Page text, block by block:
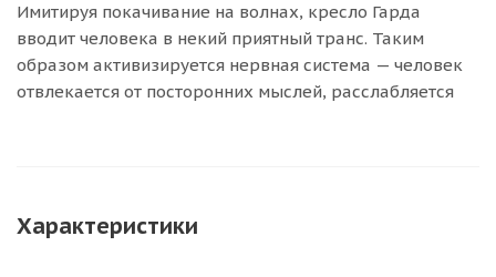
Имитируя покачивание на волнах, кресло Гарда
вводит человека в некий приятный транс. Таким
образом активизируется нервная система — человек
отвлекается от посторонних мыслей, расслабляется
Характеристики